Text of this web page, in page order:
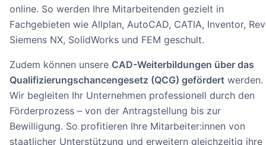
online. So werden Ihre Mitarbeitenden gezielt in
Fachgebieten wie Allplan, AutoCAD, CATIA, Inventor,
Siemens NX, SolidWorks und FEM geschult.
Zudem können unsere CAD-Weiterbildungen über das
Qualifizierungschancengesetz (QCG) gefördert werden.
Wir begleiten Ihr Unternehmen professionell durch den
Förderprozess – von der Antragstellung bis zur
Bewilligung. So profitieren Ihre Mitarbeiter:innen von
staatlicher Unterstützung und erweitern gleichzeitig ihre